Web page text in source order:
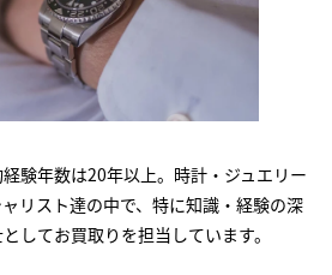
験年数は20年以上。時計・ジュエリー
リスト達の中で、特に知識・経験の深
してお買取りを担当しています。